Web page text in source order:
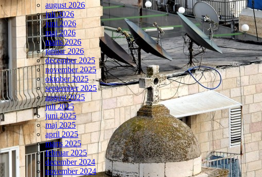
august 2026
juli 2026
juni 2026
maj 2026
marts 2026
januar 2026
december 2025
november 2025
oktober 2025
september 2025
august 2025
juli 2025
juni 2025
maj 2025
april 2025
marts 2025
februar 2025
december 2024
november 2024